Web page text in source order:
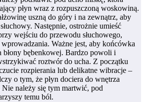
płyn wraz z rozpuszczoną woskowiną.
uszną do góry i na zewnątrz, aby
Następnie, ostrożnie umieść
wejściu do przewodu słuchowego,
Ważne jest, aby końcówka
błony bębenkowej. Bardzo powoli i
roztwór do ucha. Z początku
rozpierania lub delikatne wibracje –
o tym, że płyn dociera do wnętrza
Nie należy się tym martwić, pod
temu ból.